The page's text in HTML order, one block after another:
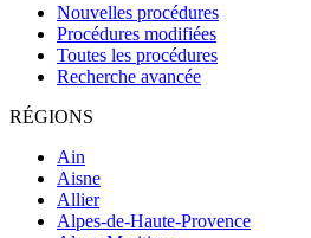
Nouvelles procédures
Procédures modifiées
Toutes les procédures
Recherche avancée
RÉGIONS
Ain
Aisne
Allier
Alpes-de-Haute-Provence